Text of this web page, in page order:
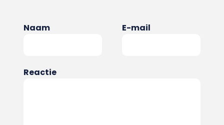
Naam E-mail
Reactie